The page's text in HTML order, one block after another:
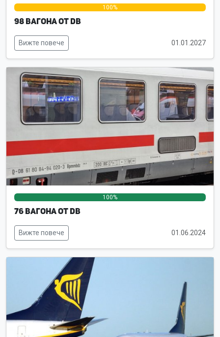
0% 100%
98 вагона от DB
Вижте повече 01.01.2027
100%
76 вагона от DB
Вижте повече 01.06.2024